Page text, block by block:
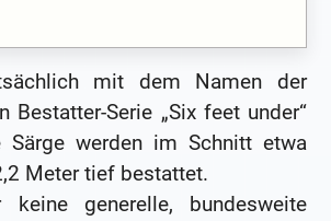
mit dem Namen der
Bestatter-Serie „Six feet under“
Särge werden im Schnitt etwa
Meter tief bestattet.
generelle, bundesweite